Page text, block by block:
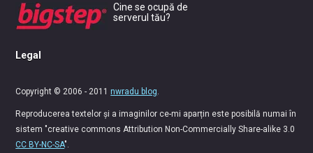
Cine se ocupă de
serverul tău?
Legal
Copyright © 2006 - 2011nwradu blog
Reproducerea textelor și a imaginilor ce-mi aparțin este posibilă numai în
sistem "creative commons Attribution Non-Commercially Share-alike 3.0
CC BY-NC-SA".